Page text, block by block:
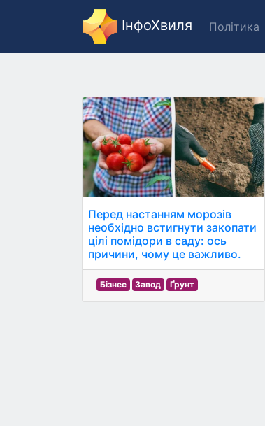
ІнфоХвиля Політика
Перед настанням морозів
необхідно встигнути закопати
цілі помідори в саду: ось
причини, чому це важливо.
Бізнес Завод Ґрунт